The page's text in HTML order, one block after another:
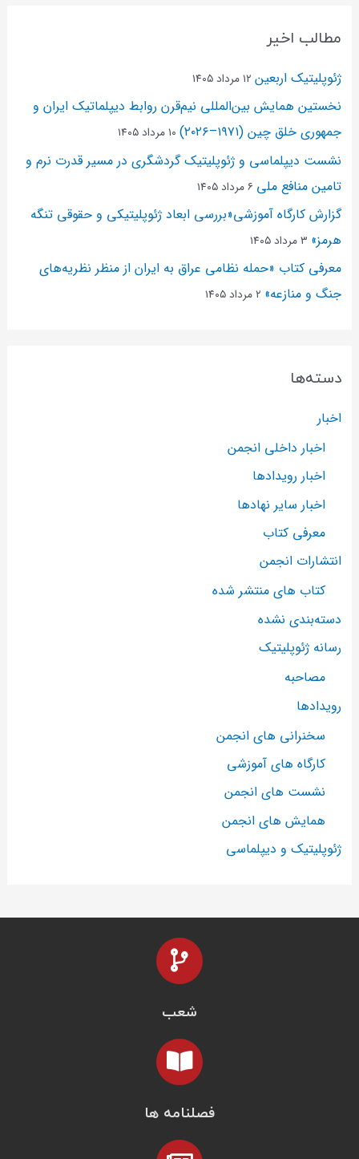
مطالب اخیر
ژئوپلیتیک اربعین ۱۲ مرداد ۱۴۰۵
نخستین همایش بین‌المللی نیم‌قرن روابط دیپلماتیک ایران و
جمهوری خلق چین (۱۹۷۱–۲۰۲۶)
۱۰ مرداد ۱۴۰۵
نشست دیپلماسی و ژئو‌پلیتیک گردشگری در مسیر قدرت نرم و
تامین منافع ملی ۶ مرداد ۱۴۰۵
گزارش کارگاه آموزشی«بررسی ابعاد ژئوپلیتیکی و حقوقی تنگه
هرمز» ۳ مرداد ۱۴۰۵
معرفی کتاب «حمله نظامی عراق به ایران از منظر نظریه‌های
جنگ و منازعه» ۲ مرداد ۱۴۰۵
دسته‌ها
اخبار
اخبار داخلی انجمن
اخبار رویدادها
اخبار سایر نهادها
معرفی کتاب
انتشارات انجمن
کتاب های منتشر شده
دسته‌بندی نشده
رسانه ژئوپلیتیک
مصاحبه
رویدادها
سخنرانی های انجمن
کارگاه های آموزشی
نشست های انجمن
همایش های انجمن
ژئوپلیتیک و دیپلماسی
شعب
فصلنامه ها